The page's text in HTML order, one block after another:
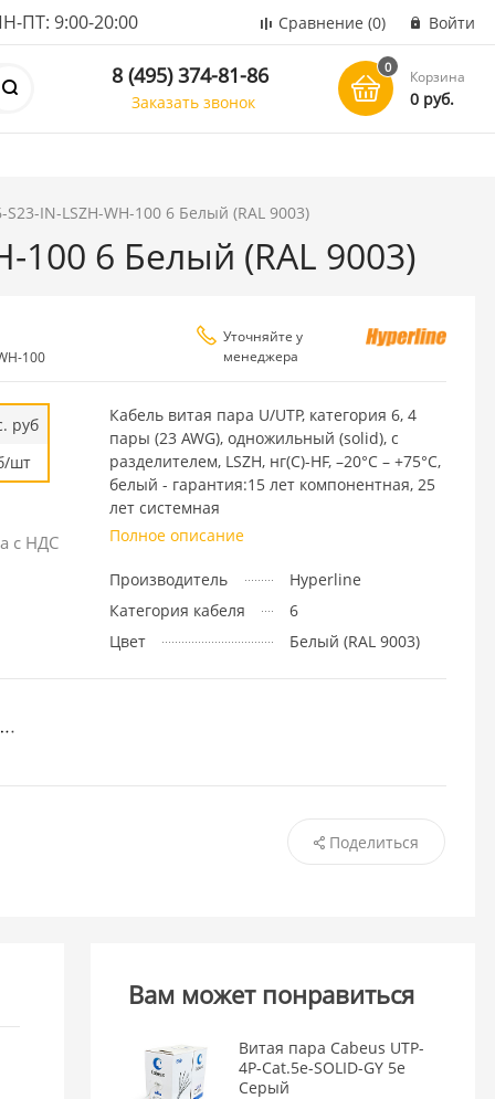
9:00-20:00 Сравнение (0) Войти
8 (495) 374-81-86
Заказать звонок
0
Корзина
0 руб.
IN-LSZH-WH-100 6 Белый (RAL 9003)
100 6 Белый (RAL 9003)
100
Уточняйте у
менеджера
руб
шт
с НДС
Кабель витая пара U/UTP, категория 6, 4
пары (23 AWG), одножильный (solid), с
разделителем, LSZH, нг(С)-HF, –20°C – +75°C,
белый - гарантия:15 лет компонентная, 25
лет системная
Полное описание
Производитель
Hyperline
Категория кабеля
6
Цвет
Белый (RAL 9003)
Поделиться
Вам может понравиться
Витая пара Cabeus UTP-
4P-Cat.5e-SOLID-GY 5e
Серый